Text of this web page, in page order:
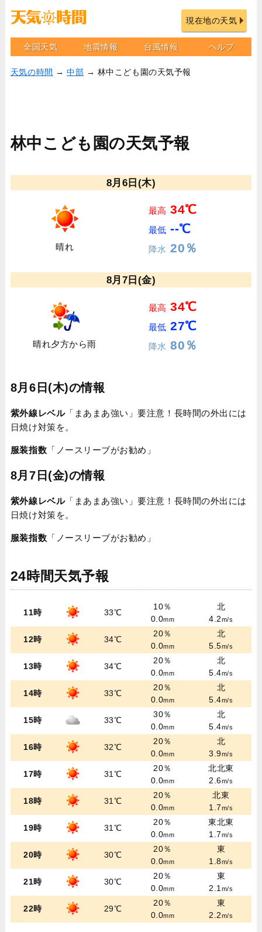
現在地の天気
全国天気 地震情報 台風情報 ヘルプ
天気の時間 →中部 → 林中こども園の天気予報
林中こども園の天気予報
8月6日(木)
晴れ
最高 34℃
最低 --℃
降水 20％
8月7日(金)
晴れ夕方から雨
最高 34℃
最低 27℃
降水 80％
8月6日(木)の情報
紫外線レベル「まあまあ強い」要注意！長時間の外出には
日焼け対策を。
服装指数 「ノースリーブがお勧め」
8月7日(金)の情報
紫外線レベル「まあまあ強い」要注意！長時間の外出には
日焼け対策を。
服装指数 「ノースリーブがお勧め」
24時間天気予報
11時 33℃
10％
0.0mm
北
4.2m/s
12時 34℃
20％
0.0mm
北
5.5m/s
13時 34℃
20％
0.0mm
北
5.4m/s
14時 33℃
20％
0.0mm
北
5.4m/s
15時 33℃
30％
0.0mm
北
5.4m/s
16時 32℃
20％
0.0mm
北
3.9m/s
17時 31℃
20％
0.0mm
北北東
2.6m/s
18時 31℃
20％
0.0mm
北東
1.7m/s
19時 31℃
20％
0.0mm
東北東
1.7m/s
20時 30℃
20％
0.0mm
東
1.8m/s
21時 30℃
20％
0.0mm
東
2.1m/s
22時 29℃
20％
0.0mm
東
2.2m/s